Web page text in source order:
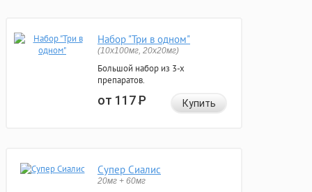
Набор "Три в одном"
(10x100мг, 20x20мг)
Большой набор из 3-х
препаратов.
от 117Р Купить
Супер Сиалис
20мг + 60мг